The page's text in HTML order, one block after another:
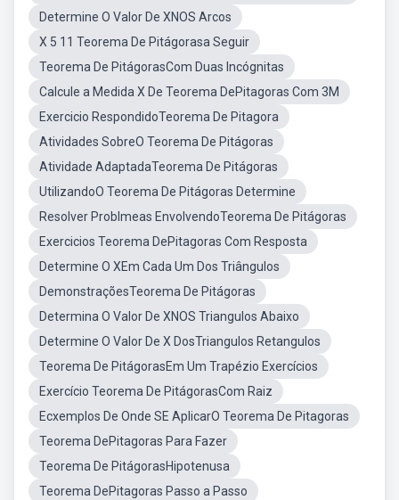
Determine O Valor De XNOS Arcos
X 5 11 Teorema De Pitágorasa Seguir
Teorema De PitágorasCom Duas Incógnitas
Calcule a Medida X De Teorema DePitagoras Com 3M
Exercicio RespondidoTeorema De Pitagora
Atividades SobreO Teorema De Pitágoras
Atividade AdaptadaTeorema De Pitágoras
UtilizandoO Teorema De Pitágoras Determine
Resolver Problmeas EnvolvendoTeorema De Pitágoras
Exercicios Teorema DePitagoras Com Resposta
Determine O XEm Cada Um Dos Triângulos
DemonstraçõesTeorema De Pitágoras
Determina O Valor De XNOS Triangulos Abaixo
Determine O Valor De X DosTriangulos Retangulos
Teorema De PitágorasEm Um Trapézio Exercícios
Exercício Teorema De PitágorasCom Raiz
Ecxemplos De Onde SE AplicarO Teorema De Pitagoras
Teorema DePitagoras Para Fazer
Teorema De PitágorasHipotenusa
Teorema DePitagoras Passo a Passo